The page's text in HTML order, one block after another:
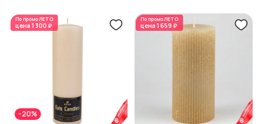
По промоЛЕТО
цена 1 300 ₽
-20%
По промоЛЕТО
цена 1 659 ₽